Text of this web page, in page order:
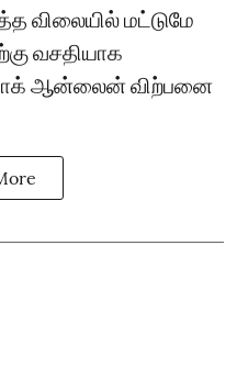
விலையில் மட்டுமே
வசதியாக
ஆன்லைன் விற்பனை